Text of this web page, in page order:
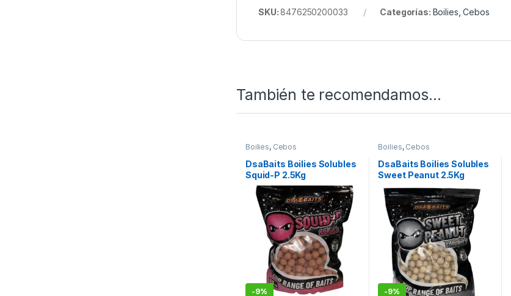
SKU:8476250200033 Categorías: Boilies ,Cebos
También te recomendamos…
Boilies, Cebos
DsaBaits Boilies Solubles
Squid-P 2.5Kg
-9%
Boilies, Cebos
DsaBaits Boilies Solubles
Sweet Peanut 2.5Kg
-9%